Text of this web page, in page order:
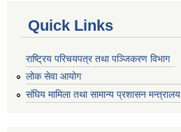
Quick Links
राष्ट्रिय परिचयपत्र तथा पञ्जिकरण विभाग
लोक सेवा आयोग
संघिय मामिला तथा सामान्य प्रशासन मन्त्रालय